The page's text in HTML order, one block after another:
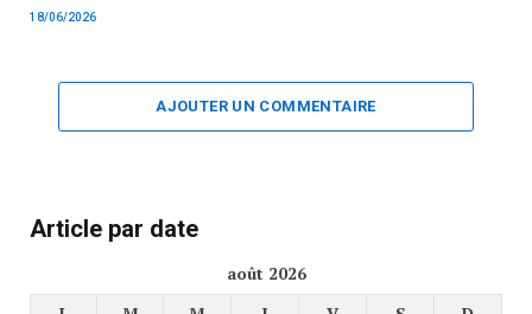
18/06/2026
AJOUTER UN COMMENTAIRE
Article par date
août 2026